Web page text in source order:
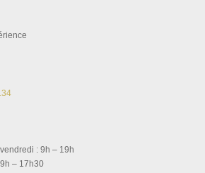
: 9h – 19h
– 17h30